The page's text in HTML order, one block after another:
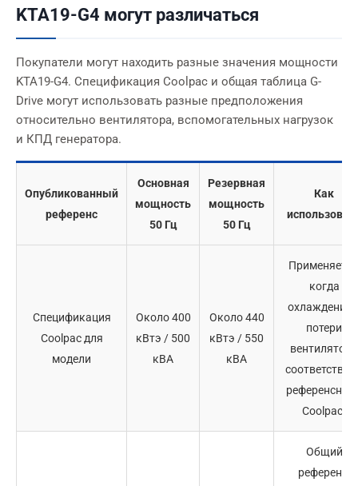
KTA19-G4 могут различаться
Покупатели могут находить разные значения мощности
KTA19-G4. Спецификация Coolpac и общая таблица G-
Drive могут использовать разные предположения
относительно вентилятора, вспомогательных нагрузок
и КПД генератора.
Опубликованный
референс
Основная
мощность
50 Гц
Резервная
мощность
50 Гц
Как
Спецификация
Coolpac для
модели
Около 400
кВтэ / 500
кВА
Около 440
кВтэ / 550
кВА
когда
охлаждение
потери
вентилятора
Coolpac.
Общий
референс,